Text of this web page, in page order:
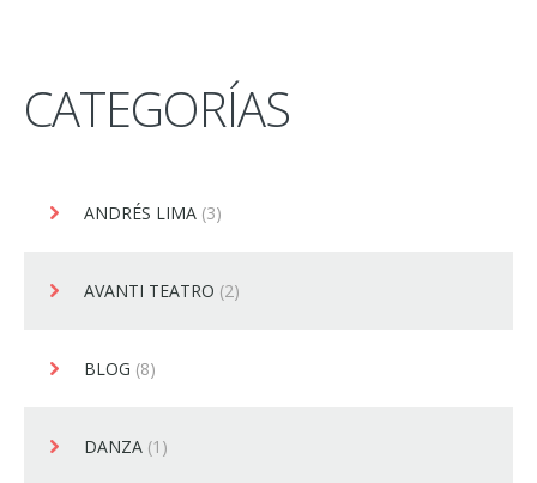
CATEGORÍAS
ANDRÉS LIMA (3)
AVANTI TEATRO (2)
BLOG (8)
DANZA (1)